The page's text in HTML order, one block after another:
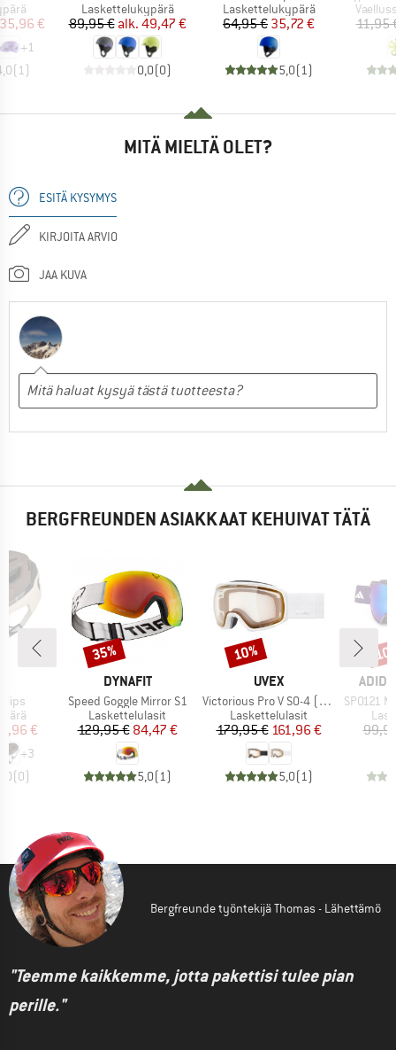
hinta
35,96 €
+1
(1 )
Tuoteryhmä
Laskettelukypärä
Hinta
89,95 € Alennettu hinta
alk. 49,47 €
0,0(0)
Tuoteryhmä
Laskettelukypärä
Hinta
64,95 €Alennettu hinta
35,72 €
5,0(1 )
11,95
MITÄ MIELTÄ OLET?
ESITÄ KYSYMYS
KIRJOITA ARVIO
JAA KUVA
BERGFREUNDEN ASIAKKAAT KEHUIVAT TÄTÄ
hinta
€
+3
(0)
MERKKI
DYNAFIT
Tuote
Speed Goggle Mirror S1
Tuoteryhmä
Laskettelulasit
Hinta
129,95 €Alennettu hinta
84,47 €
5,0(1)
Alennus
35%
MERKKI
UVEX
Tuote
Victorious Pro V S0-4 (VLT 7-81%)
Tuoteryhmä
Laskettelulasit
Hinta
179,95 €Alennettu hinta
161,96 €
5,0(1)
Alennus
10%
Tuote
SP0121
Bergfreunde työntekijä Thomas - Lähettämö
"Teemme kaikkemme, jotta pakettisi tulee pian
perille."